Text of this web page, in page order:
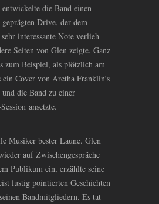
die Band einen
Drive, der dem
interessante Note verlieh
Seiten von Glen zeigte. Ganz
zum Beispiel, als plötzlich am
ein Cover von Aretha Franklin’s
und die Band zu einer
ansetzte.
Musiker bester Laune. Glen
auf Zwischengespräche
Publikum ein, erzählte seine
lustig pointierten Geschichten
Bandmitgliedern. Es tat